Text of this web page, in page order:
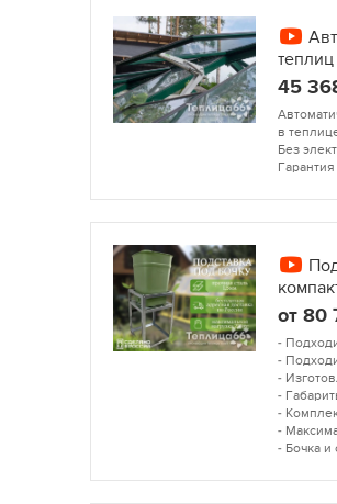
теплиц
45
в
Без
от 80
-
-
-
-
-
-
- Бочка и